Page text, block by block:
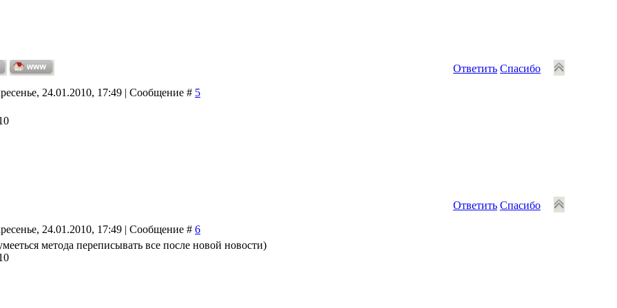
Ответить Спасибо
24.01.2010, 17:49 | Сообщение # 5
Ответить Спасибо
24.01.2010, 17:49 | Сообщение # 6
метода переписывать все после новой новости)